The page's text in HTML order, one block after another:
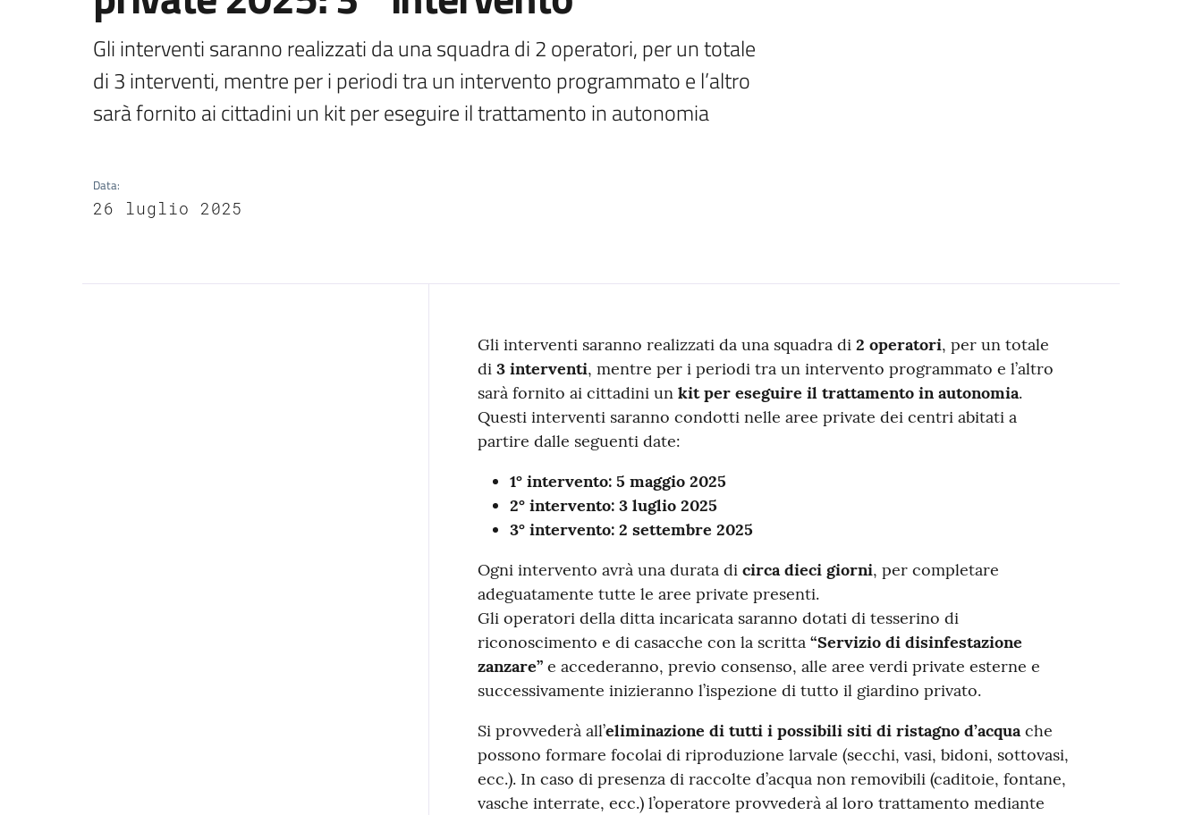
Gli interventi saranno realizzati da una squadra di 2 operatori, per un totale
di 3 interventi, mentre per i periodi tra un intervento programmato e l’altro
sarà fornito ai cittadini un kit per eseguire il trattamento in autonomia
Data:
26 luglio 2025
Contenuto
Gli interventi saranno realizzati da una squadra di 2 operatori, per un totale
di 3 interventi, mentre per i periodi tra un intervento programmato e l’altro
sarà fornito ai cittadini un kit per eseguire il trattamento in autonomia.
Questi interventi saranno condotti nelle aree private dei centri abitati a
partire dalle seguenti date:
1° intervento: 5 maggio 2025
2° intervento: 3 luglio 2025
3° intervento: 2 settembre 2025
Ogni intervento avrà una durata di circa dieci giorni, per completare
adeguatamente tutte le aree private presenti.
Gli operatori della ditta incaricata saranno dotati di tesserino di
riconoscimento e di casacche con la scritta “Servizio di disinfestazione
zanzare”e accederanno, previo consenso, alle aree verdi private esterne e
successivamente inizieranno l’ispezione di tutto il giardino privato.
Si provvederà all’eliminazione di tutti i possibili siti di ristagno d’acquache
possono formare focolai di riproduzione larvale (secchi, vasi, bidoni, sottovasi,
ecc.). In caso di presenza di raccolte d’acqua non removibili (caditoie, fontane,
vasche interrate, ecc.) l’operatore provvederà al loro trattamento mediante